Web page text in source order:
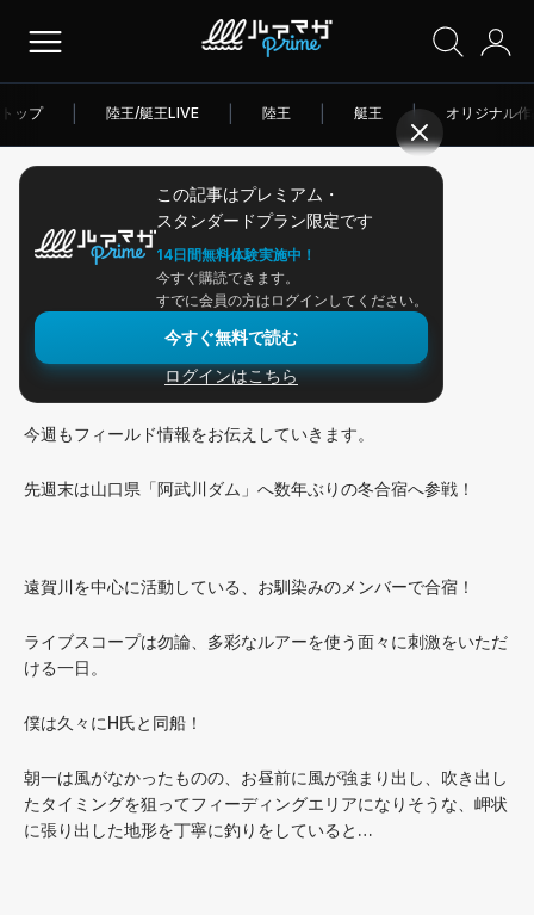
トップ 陸王/艇王LIVE 陸王 艇王 | オリジナル
この記事はプレミアム・
スタンダードプラン限定です
14日間無料体験実施中！
今すぐ購読できます。
すでに会員の方はログインしてください。
今すぐ無料で読む
ログインはこちら
アングラー連載
クエスト156:「新年冬合宿」
こんにちは、山口諒也です！
今週もフィールド情報をお伝えしていきます。
先週末は山口県「阿武川ダム」へ数年ぶりの冬合宿へ参戦！
遠賀川を中心に活動している、お馴染みのメンバーで合宿！
ライブスコープは勿論、多彩なルアーを使う面々に刺激をいただ
ける一日。
僕は久々にH氏と同船！
朝一は風がなかったものの、お昼前に風が強まり出し、吹き出し
たタイミングを狙ってフィーディングエリアになりそうな、岬状
に張り出した地形を丁寧に釣りをしていると…